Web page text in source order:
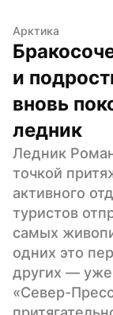
Арктика
и
вновь
ледник
Ледник
точкой
активного
туристов
самых
одних это
других —
«Север-